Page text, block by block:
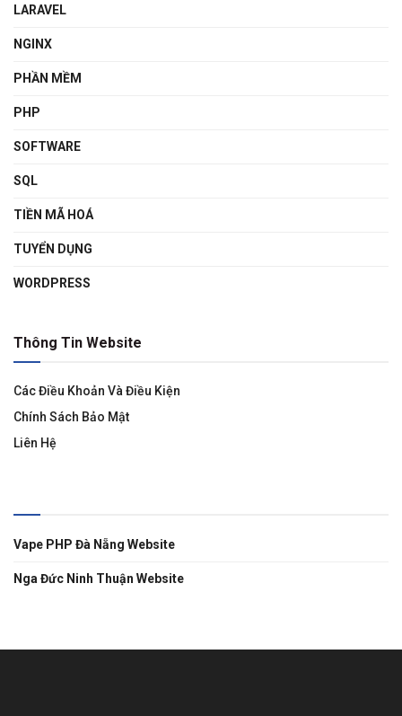
LARAVEL
NGINX
PHẦN MỀM
PHP
SOFTWARE
SQL
TIỀN MÃ HOÁ
TUYỂN DỤNG
WORDPRESS
Thông Tin Website
Các Điều Khoản Và Điều Kiện
Chính Sách Bảo Mật
Liên Hệ
Vape PHP Đà Nẵng Website
Nga Đức Ninh Thuận Website